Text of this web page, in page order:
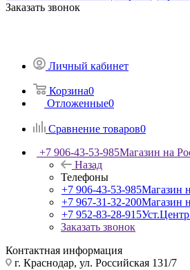
Заказать звонок
Личный кабинет
Корзина0
Отложенные0
Сравнение товаров0
+7 906-43-53-985Магазин на
Назад
Телефоны
+7 906-43-53-985Магазин
+7 967-31-32-200Магазин
+7 952-83-28-915
Заказать звонок
Контактная информация
г. Краснодар, ул. Российская 131/7